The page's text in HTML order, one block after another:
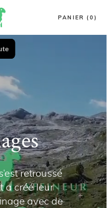
PANIER (0)
retroussé
a créé leur
avec de